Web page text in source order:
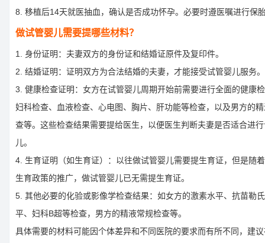
8. 移植后14天就医抽血，确认是否成功怀孕。必要时遵医嘱进行保
做试管婴儿需要提哪些材料？
1. 身份证明：夫妻双方的身份证和结婚证原件及复印件。
2. 结婚证明：证明双方为合法结婚的夫妻，才能接受试管婴儿服务。
3. 健康检查证明：女方在试管婴儿周期开始前需要进行全面的健康
妇科检查、血液检查、心电图、胸片、肝功能等检查，以及男方的
查等。这些检查结果需要提给医生，以便医生判断夫妻是否适合进
儿。
4. 生育证明（如生育证）：以往做试管婴儿需要提生育证，但是随
生育政策的推广，做试管婴儿已无需提生育证。
5. 其他必要的化验或影像学检查结果：如女方的激素水平、抗苗勒
平、妇科B超等检查，男方的精液常规检查等。
具体需要的材料可能因个体差异和不同医院的要求而有所不同，建